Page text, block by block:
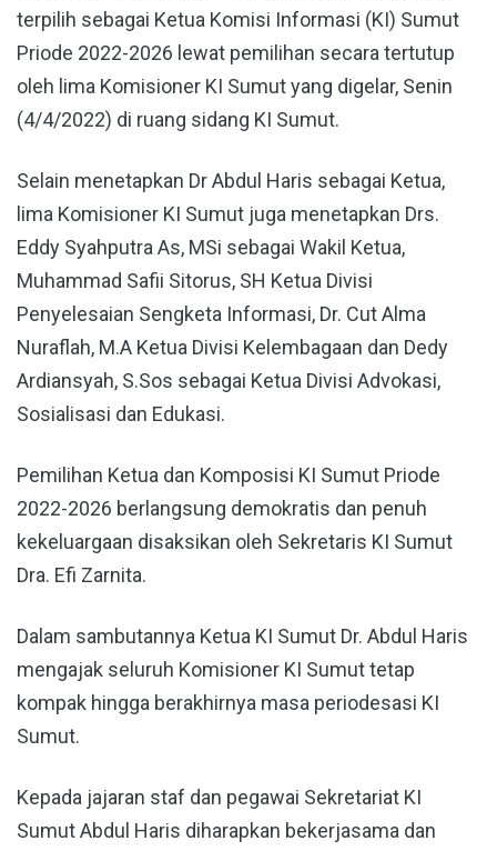
terpilih sebagai Ketua Komisi Informasi (KI) Sumut
Priode 2022-2026 lewat pemilihan secara tertutup
oleh lima Komisioner KI Sumut yang digelar, Senin
(4/4/2022) di ruang sidang KI Sumut.
Selain menetapkan Dr Abdul Haris sebagai Ketua,
lima Komisioner KI Sumut juga menetapkan Drs.
Eddy Syahputra As, MSi sebagai Wakil Ketua,
Muhammad Safii Sitorus, SH Ketua Divisi
Penyelesaian Sengketa Informasi, Dr. Cut Alma
Nuraflah, M.A Ketua Divisi Kelembagaan dan Dedy
Ardiansyah, S.Sos sebagai Ketua Divisi Advokasi,
Sosialisasi dan Edukasi.
Pemilihan Ketua dan Komposisi KI Sumut Priode
2022-2026 berlangsung demokratis dan penuh
kekeluargaan disaksikan oleh Sekretaris KI Sumut
Dra. Efi Zarnita.
Dalam sambutannya Ketua KI Sumut Dr. Abdul Haris
mengajak seluruh Komisioner KI Sumut tetap
kompak hingga berakhirnya masa periodesasi KI
Sumut.
Kepada jajaran staf dan pegawai Sekretariat KI
Sumut Abdul Haris diharapkan bekerjasama dan